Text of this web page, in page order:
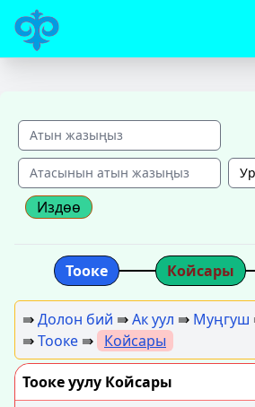
Издөө
Тооке Койсары
⇛Долон бий ⇛Ак уул ⇛ Муңгуш
⇛Тооке ⇛ Койсары
Тооке уулу Койсары